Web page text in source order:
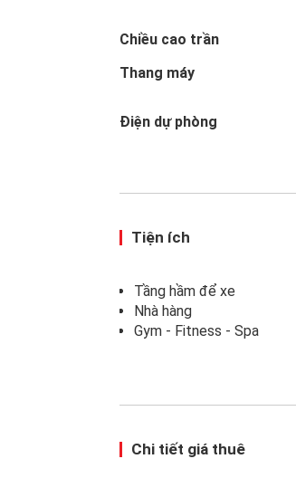
Chiều cao trần
Thang máy
Điện dự phòng
Tiện ích
Tầng hầm để xe
Nhà hàng
Gym - Fitness - Spa
Chi tiết giá thuê